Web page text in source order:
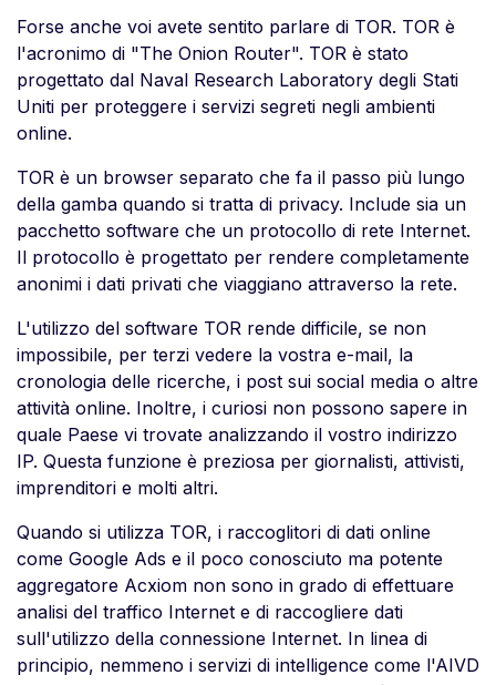
Forse anche voi avete sentito parlare di TOR. TOR è
l'acronimo di "The Onion Router". TOR è stato
progettato dal Naval Research Laboratory degli Stati
Uniti per proteggere i servizi segreti negli ambienti
online.
TOR è un browser separato che fa il passo più lungo
della gamba quando si tratta di privacy. Include sia un
pacchetto software che un protocollo di rete Internet.
Il protocollo è progettato per rendere completamente
anonimi i dati privati che viaggiano attraverso la rete.
L'utilizzo del software TOR rende difficile, se non
impossibile, per terzi vedere la vostra e-mail, la
cronologia delle ricerche, i post sui social media o altre
attività online. Inoltre, i curiosi non possono sapere in
quale Paese vi trovate analizzando il vostro indirizzo
IP. Questa funzione è preziosa per giornalisti, attivisti,
imprenditori e molti altri.
Quando si utilizza TOR, i raccoglitori di dati online
come Google Ads e il poco conosciuto ma potente
aggregatore Acxiom non sono in grado di effettuare
analisi del traffico Internet e di raccogliere dati
sull'utilizzo della connessione Internet. In linea di
principio, nemmeno i servizi di intelligence come l'AIVD